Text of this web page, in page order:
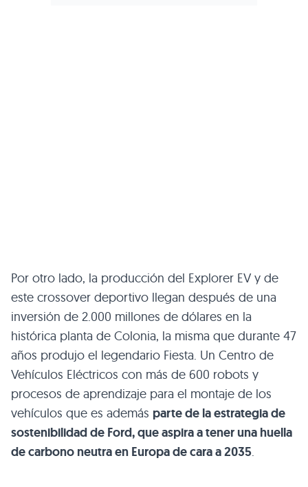
Por otro lado, la producción del Explorer EV y de
este crossover deportivo llegan después de una
inversión de 2.000 millones de dólares en la
histórica planta de Colonia, la misma que durante 47
años produjo el legendario Fiesta. Un Centro de
Vehículos Eléctricos con más de 600 robots y
procesos de aprendizaje para el montaje de los
vehículos que es además parte de la estrategia de
sostenibilidad de Ford, que aspira a tener una huella
de carbono neutra en Europa de cara a 2035